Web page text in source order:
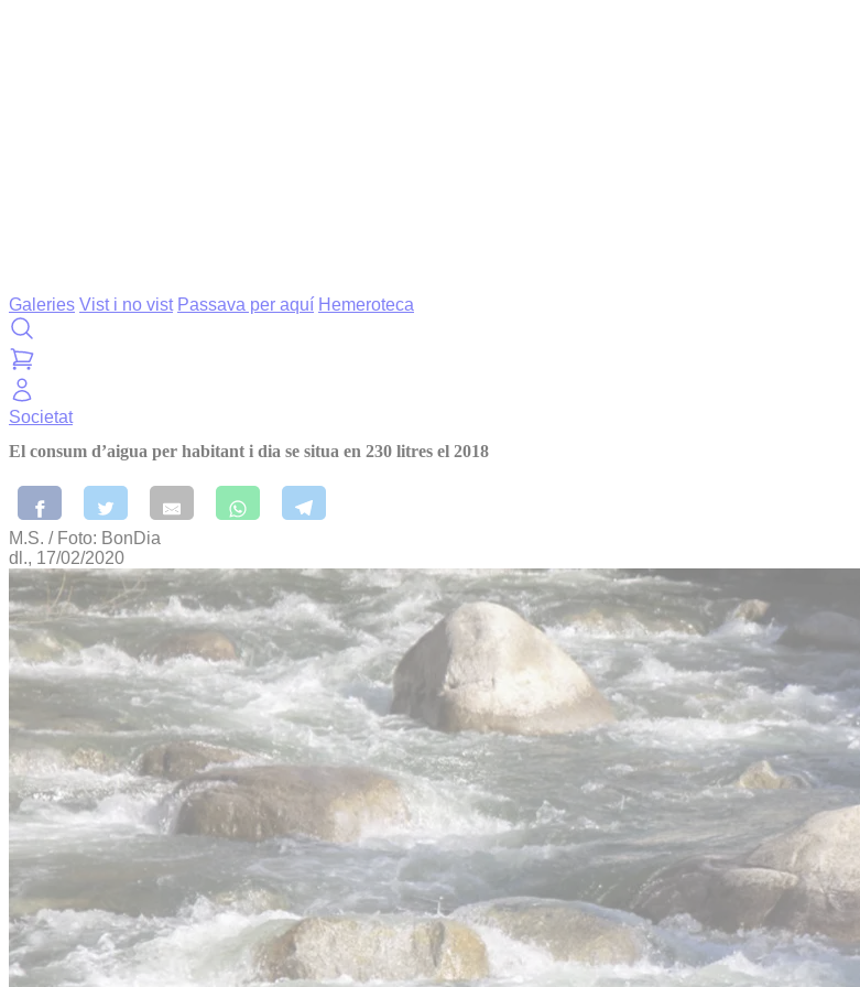
Galeries Vist i no vist Passava per aquí Hemeroteca
Societat
El consum d’aigua per habitant i dia se situa en 230 litres el 2018
M.S. / Foto: BonDia
dl., 17/02/2020